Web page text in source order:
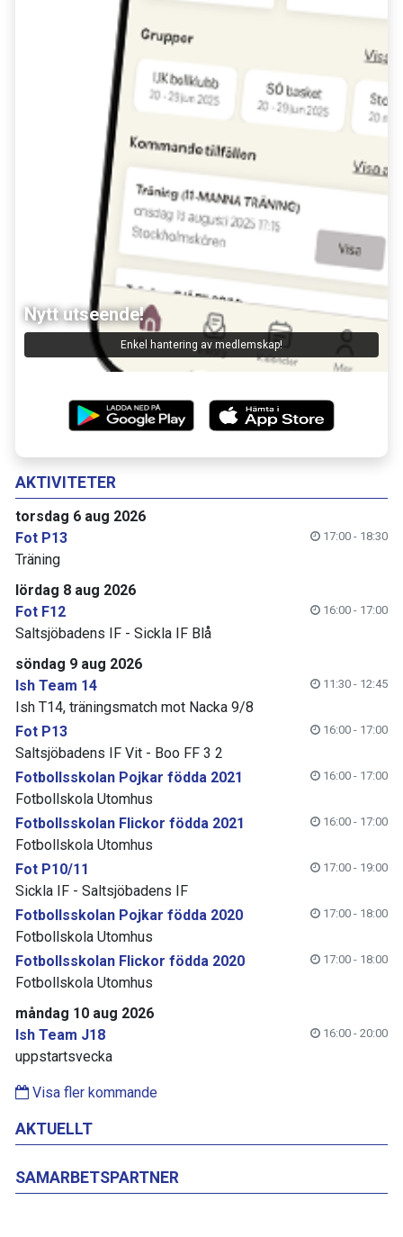
Nytt utseende!
Enkel hantering av medlemskap!
AKTIVITETER
torsdag 6 aug 2026
Fot P13
17:00 - 18:30
Träning
lördag 8 aug 2026
Fot F12
16:00 - 17:00
Saltsjöbadens IF - Sickla IF Blå
söndag 9 aug 2026
Ish Team 14
11:30 - 12:45
Ish T14, träningsmatch mot Nacka 9/8
Fot P13
16:00 - 17:00
Saltsjöbadens IF Vit - Boo FF 3 2
Fotbollsskolan Pojkar födda 2021
16:00 - 17:00
Fotbollskola Utomhus
Fotbollsskolan Flickor födda 2021
16:00 - 17:00
Fotbollskola Utomhus
Fot P10/11
17:00 - 19:00
Sickla IF - Saltsjöbadens IF
Fotbollsskolan Pojkar födda 2020
17:00 - 18:00
Fotbollskola Utomhus
Fotbollsskolan Flickor födda 2020
17:00 - 18:00
Fotbollskola Utomhus
måndag 10 aug 2026
Ish Team J18
16:00 - 20:00
uppstartsvecka
Visa fler kommande
AKTUELLT
SAMARBETSPARTNER